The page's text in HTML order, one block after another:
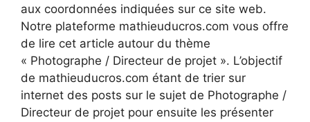
aux coordonnées indiquées sur ce site web.
Notre plateforme mathieuducros.com vous offre
de lire cet article autour du thème
« Photographe / Directeur de projet ». L’objectif
de mathieuducros.com étant de trier sur
internet des posts sur le sujet de Photographe /
Directeur de projet pour ensuite les présenter